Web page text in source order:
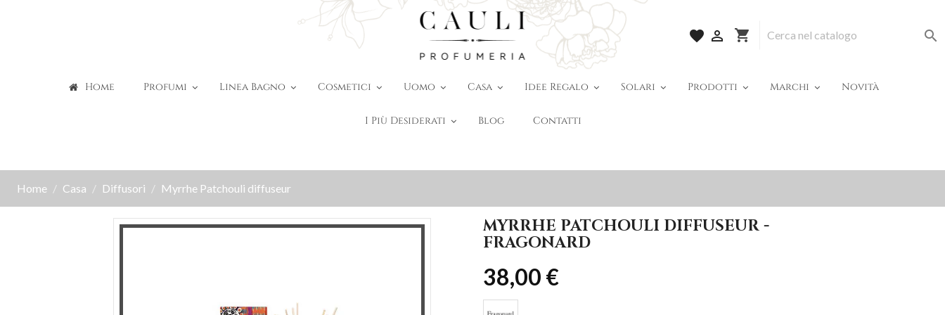
favorite  shopping_cart 
Home Profumi Linea Bagno Cosmetici Uomo Casa Idee Regalo Solari Prodotti Marchi Novità
I Più Desiderati Blog Contatti
Home Casa Diffusori Myrrhe Patchouli diffuseur
MYRRHE PATCHOULI DIFFUSEUR -
FRAGONARD
38,00 €